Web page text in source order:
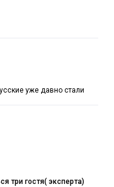
уже давно стали
три гостя( эксперта)